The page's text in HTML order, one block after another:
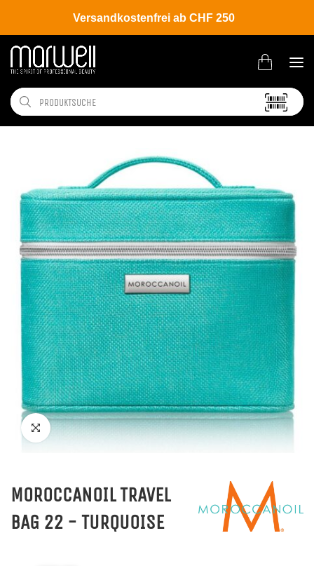
Versandkostenfrei ab CHF 250
Shop Brands Moroccanoil
MOROCCANOIL TRAVEL
BAG 22 - TURQUOISE